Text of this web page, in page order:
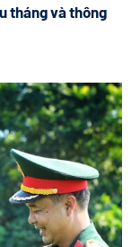
tháng và thông